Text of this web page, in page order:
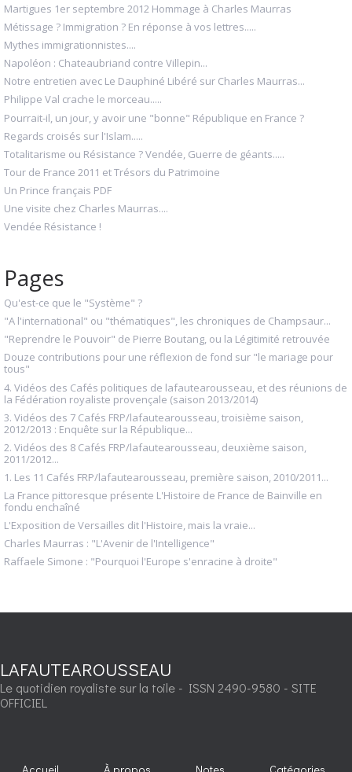
Martigues 1er septembre 2012 Hommage à Charles Maurras
Métissage ? Immigration ? En réponse à vos lettres.....
Mythes immigrationnistes....
Napoléon : Chateaubriand contre Villepin...
Notre entretien avec Le Dauphiné Libéré sur Charles Maurras...
Philippe Val crache le morceau.....
Pourrait-il, un jour, y avoir une "bonne" République en France ?
Regards croisés sur l'Islam.....
Totalitarisme ou Résistance ? Vendée, Guerre de géants.....
Tour de France 2011 et Trésors du Patrimoine
Un Prince français PDF
Une visite chez Charles Maurras....
Vendée Résistance !
Pages
Qu'est-ce que le "Système" ?
"A l'international" ou "thématiques", les chroniques de Champsaur...
"Reprendre le Pouvoir" de Pierre Boutang, ou la Légitimité retrouvée
Douze contributions pour une réflexion de fond sur "le mariage pour
tous"
4. Vidéos des Cafés politiques de lafautearousseau, et des réunions de
la Fédération royaliste provençale (saison 2013/2014)
3. Vidéos des 7 Cafés FRP/lafautearousseau, troisième saison,
2012/2013 : Enquête sur la République...
2. Vidéos des 8 Cafés FRP/lafautearousseau, deuxième saison,
2011/2012...
1. Les 11 Cafés FRP/lafautearousseau, première saison, 2010/2011...
La France pittoresque présente L'Histoire de France de Bainville en
fondu enchaîné
L'Exposition de Versailles dit l'Histoire, mais la vraie...
Charles Maurras : "L'Avenir de l'Intelligence"
Raffaele Simone : "Pourquoi l'Europe s'enracine à droite"
LAFAUTEAROUSSEAU
Le quotidien royaliste sur la toile - ISSN 2490-9580 - SITE
OFFICIEL